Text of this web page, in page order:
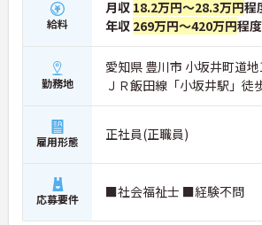
給料
月収 18.2万円～28.3万円程
年収 269万円～420万円程
勤務地
愛知県 豊川市 小坂井町道
ＪＲ飯田線「小坂井駅」徒
雇用形態 正社員(正職員)
応募要件 ■社会福祉士 ■経験不問